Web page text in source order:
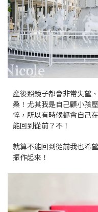
產後照鏡子都會非常失望
桑！尤其我是自己顧小孩
悴，所以有時候都會自己
能回到從前？不！
就算不能回到從前我也希
振作起來！